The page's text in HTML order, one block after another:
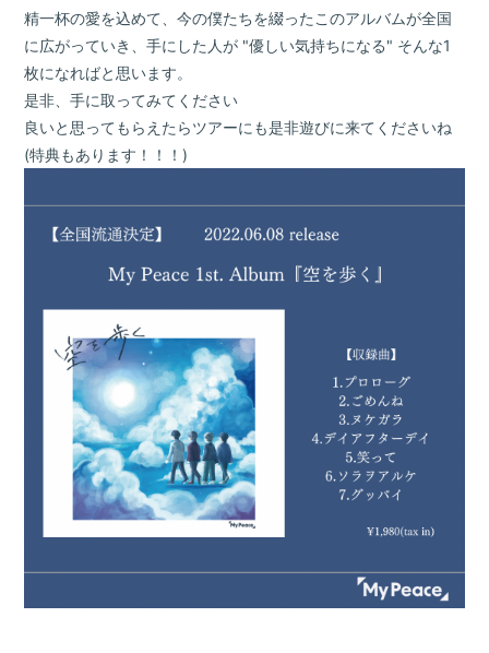
精一杯の愛を込めて、今の僕たちを綴ったこのアルバムが全国
に広がっていき、手にした人が "優しい気持ちになる" そんな1
枚になればと思います。
是非、手に取ってみてください
良いと思ってもらえたらツアーにも是非遊びに来てくださいね
(特典もあります！！！)